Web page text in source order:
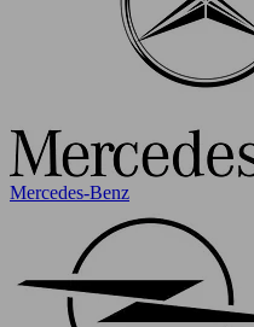
Mercedes-Benz